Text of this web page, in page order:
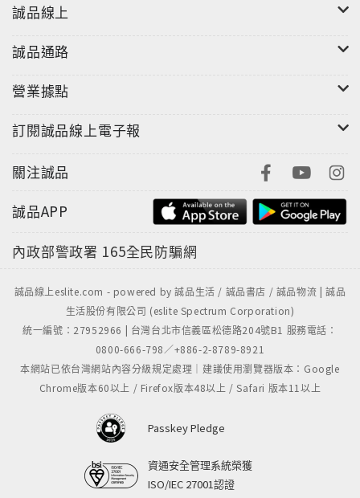
我們看見最動人，早已超越醫病關係的互信情誼：
師；一位病患，特地到衛生所，就只為了對徐醫師說聲
擔憂流淚。
他再站起來的力量，他又怎能不用生命守護？
誠品線上
誠品通路
營業據點
訂閱誠品線上電子報
關注誠品
誠品APP
內政部警政署 165全民防騙網
誠品線上eslite.com - powered by 誠品生活 / 誠品書店 / 誠品物流 | 誠品
生活股份有限公司 (eslite Spectrum Corporation)
統一編號：27952966 | 台灣台北市信義區松德路204號B1 服務電話：
0800-666-798／+886-2-8789-8921
本網站已依台灣網站內容分級規定處理｜建議使用瀏覽器版本：Google
Chrome版本60以上 / Firefox版本48以上 / Safari 版本11以上
Passkey Pledge
資通安全管理系統榮獲
ISO/IEC 27001認證